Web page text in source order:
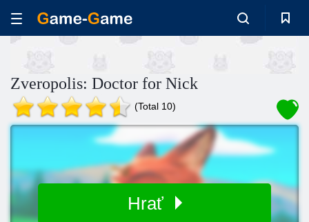
Zveropolis: Doctor for Nick
(Total 10)
Hrať